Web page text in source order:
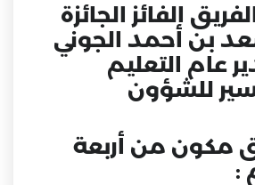
الفائز الجائزة
بن أحمد الجوني
عام التعليم
للشؤون
مكون من أربعة
: